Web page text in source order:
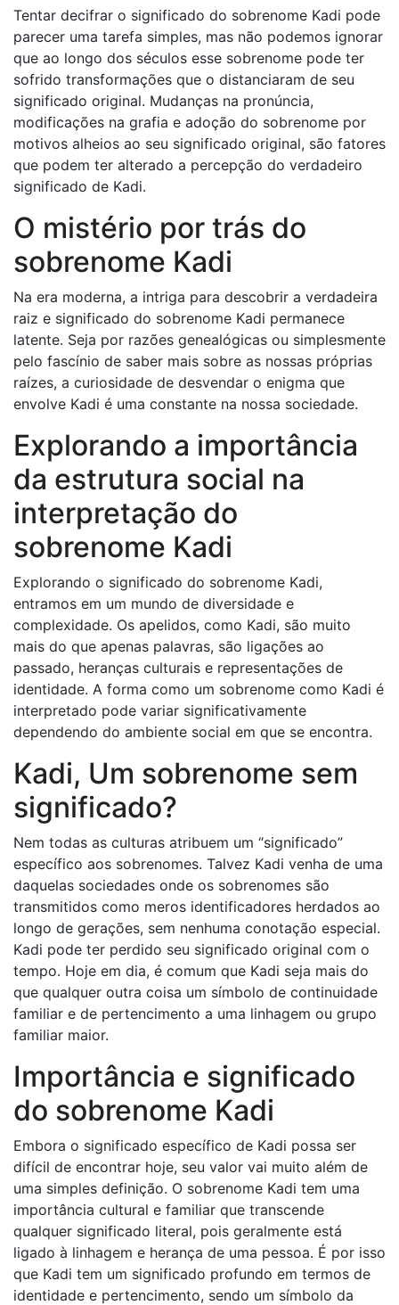
Tentar decifrar o significado do sobrenome Kadi pode
parecer uma tarefa simples, mas não podemos ignorar
que ao longo dos séculos esse sobrenome pode ter
sofrido transformações que o distanciaram de seu
significado original. Mudanças na pronúncia,
modificações na grafia e adoção do sobrenome por
motivos alheios ao seu significado original, são fatores
que podem ter alterado a percepção do verdadeiro
significado de Kadi.
O mistério por trás do
sobrenome Kadi
Na era moderna, a intriga para descobrir a verdadeira
raiz e significado do sobrenome Kadi permanece
latente. Seja por razões genealógicas ou simplesmente
pelo fascínio de saber mais sobre as nossas próprias
raízes, a curiosidade de desvendar o enigma que
envolve Kadi é uma constante na nossa sociedade.
Explorando a importância
da estrutura social na
interpretação do
sobrenome Kadi
Explorando o significado do sobrenome Kadi,
entramos em um mundo de diversidade e
complexidade. Os apelidos, como Kadi, são muito
mais do que apenas palavras, são ligações ao
passado, heranças culturais e representações de
identidade. A forma como um sobrenome como Kadi é
interpretado pode variar significativamente
dependendo do ambiente social em que se encontra.
Kadi, Um sobrenome sem
significado?
Nem todas as culturas atribuem um “significado”
específico aos sobrenomes. Talvez Kadi venha de uma
daquelas sociedades onde os sobrenomes são
transmitidos como meros identificadores herdados ao
longo de gerações, sem nenhuma conotação especial.
Kadi pode ter perdido seu significado original com o
tempo. Hoje em dia, é comum que Kadi seja mais do
que qualquer outra coisa um símbolo de continuidade
familiar e de pertencimento a uma linhagem ou grupo
familiar maior.
Importância e significado
do sobrenome Kadi
Embora o significado específico de Kadi possa ser
difícil de encontrar hoje, seu valor vai muito além de
uma simples definição. O sobrenome Kadi tem uma
importância cultural e familiar que transcende
qualquer significado literal, pois geralmente está
ligado à linhagem e herança de uma pessoa. É por isso
que Kadi tem um significado profundo em termos de
identidade e pertencimento, sendo um símbolo da